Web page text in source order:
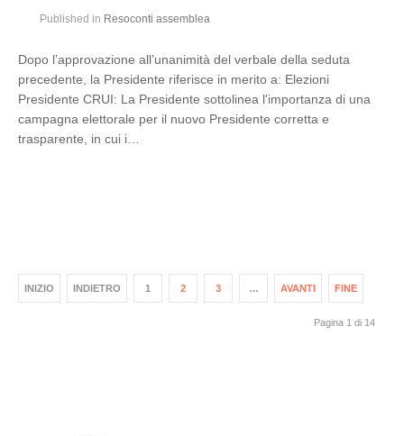
Published in Resoconti assemblea
Dopo l’approvazione all’unanimità del verbale della seduta
precedente, la Presidente riferisce in merito a: Elezioni
Presidente CRUI: La Presidente sottolinea l'importanza di una
campagna elettorale per il nuovo Presidente corretta e
trasparente, in cui i…
INIZIO INDIETRO 1 2 3 … AVANTI FINE
Pagina 1 di 14